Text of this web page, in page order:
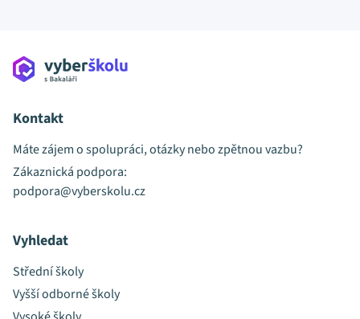
Kontakt
Máte zájem o spolupráci, otázky nebo zpětnou vazbu?
Zákaznická podpora:
podpora@vyberskolu.cz
Vyhledat
Střední školy
Vyšší odborné školy